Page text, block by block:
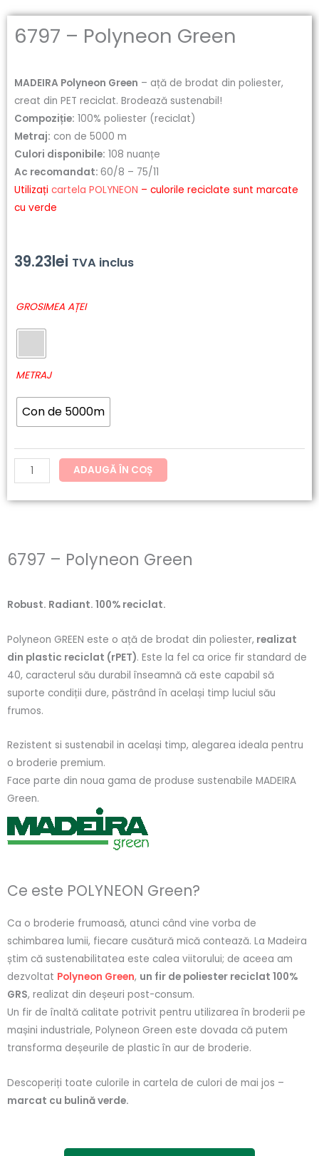
6797 – Polyneon Green
MADEIRA Polyneon Green – ață de brodat din poliester,
creat din PET reciclat. Brodează sustenabil!
Compoziție: 100% poliester (reciclat)
Metraj: con de 5000 m
Culori disponibile: 108 nuanțe
Ac recomandat: 60/8 – 75/11
Utilizați cartela POLYNEON – culorile reciclate sunt marcate
cu verde
39.23lei TVA inclus
GROSIMEA AȚEI
METRAJ
Con de 5000m
Cantitate
Polyneon
Green
ADAUGĂ ÎN COȘ
6797 – Polyneon Green
Robust. Radiant. 100% reciclat.
Polyneon GREEN este o ață de brodat din poliester, realizat
din plastic reciclat (rPET). Este la fel ca orice fir standard de
40, caracterul său durabil înseamnă că este capabil să
suporte condiții dure, păstrând în același timp luciul său
frumos.
Rezistent si sustenabil in același timp, alegarea ideala pentru
o broderie premium.
Face parte din noua gama de produse sustenabile MADEIRA
Green.
Ce este POLYNEON Green?
Ca o broderie frumoasă, atunci când vine vorba de
schimbarea lumii, fiecare cusătură mică contează. La Madeira
știm că sustenabilitatea este calea viitorului; de aceea am
dezvoltat Polyneon Green, un fir de poliester reciclat 100%
GRS, realizat din deșeuri post-consum.
Un fir de înaltă calitate potrivit pentru utilizarea în broderii pe
mașini industriale, Polyneon Green este dovada că putem
transforma deșeurile de plastic în aur de broderie.
Descoperiți toate culorile in cartela de culori de mai jos –
marcat cu bulină verde.